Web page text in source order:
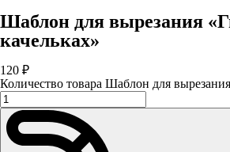
Шаблон для вырезания
качельках»
120 ₽
Количество товара Шаблон для